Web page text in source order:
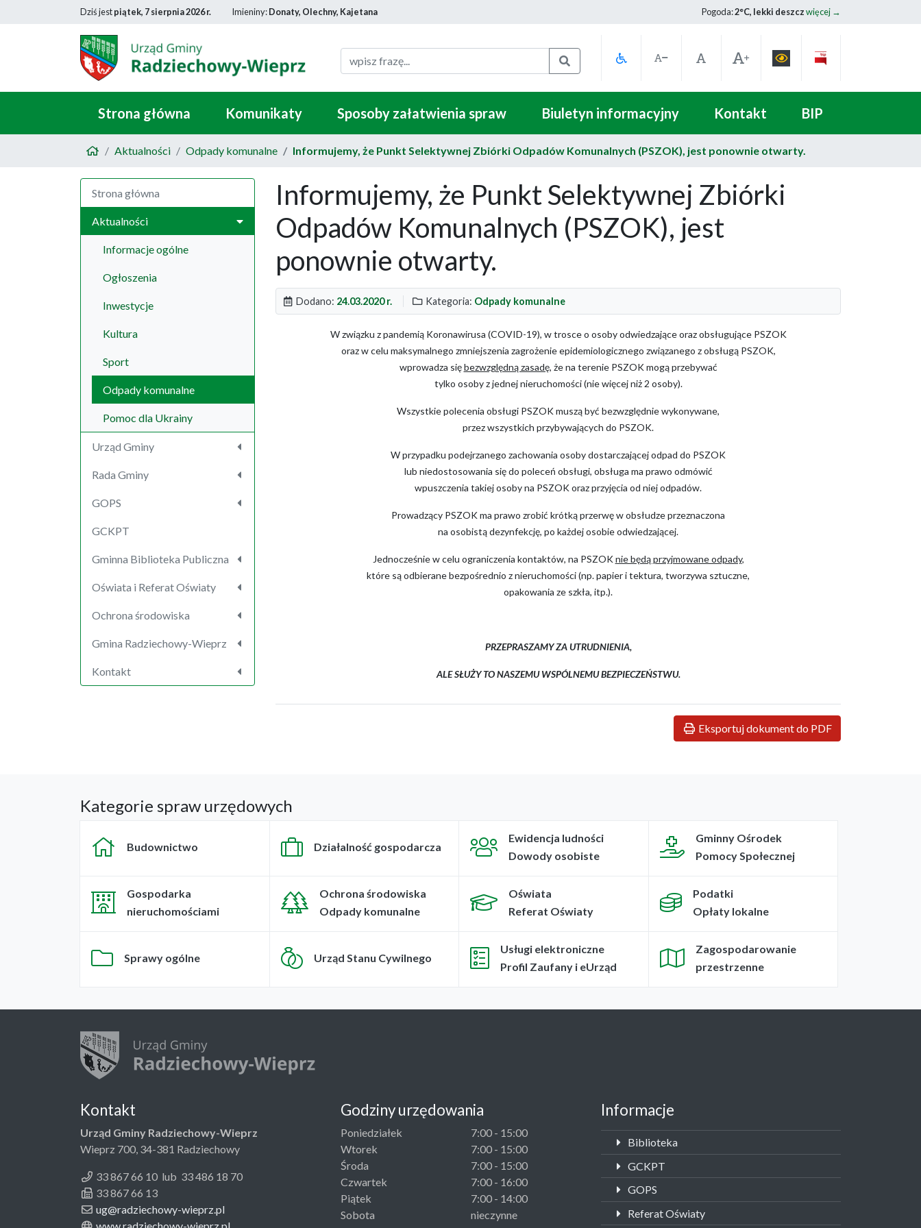
Dziś jestpiątek, 7 sierpnia 2026 r. Imieniny:Donaty, Olechny, Kajetana Pogoda:2°C, lekki deszczwięcej →
Szukaj
Strona główna Komunikaty Sposoby załatwienia spraw Biuletyn informacyjny Kontakt BIP
Aktualności Odpady komunalne Informujemy, że Punkt Selektywnej Zbiórki Odpadów Komunalnych (PSZOK), jest ponownie otwarty.
Strona główna
Aktualności
Informacje ogólne
Ogłoszenia
Inwestycje
Kultura
Sport
Odpady komunalne
Pomoc dla Ukrainy
Urząd Gminy
Rada Gminy
GOPS
GCKPT
Gminna Biblioteka Publiczna
Oświata i Referat Oświaty
Ochrona środowiska
Gmina Radziechowy-Wieprz
Kontakt
Informujemy, że Punkt Selektywnej Zbiórki
Odpadów Komunalnych (PSZOK), jest
ponownie otwarty.
Dodano: 24.03.2020 r. Kategoria: Odpady komunalne
W związku z pandemią Koronawirusa (COVID-19), w trosce o osoby odwiedzające oraz obsługujące PSZOK
oraz w celu maksymalnego zmniejszenia zagrożenie epidemiologicznego związanego z obsługą PSZOK,
wprowadza siębezwzględną zasadę, że na terenie PSZOK mogą przebywać
tylko osoby z jednej nieruchomości (nie więcej niż 2 osoby).
Wszystkie polecenia obsługi PSZOK muszą być bezwzględnie wykonywane,
przez wszystkich przybywających do PSZOK.
W przypadku podejrzanego zachowania osoby dostarczającej odpad do PSZOK
lub niedostosowania się do poleceń obsługi, obsługa ma prawo odmówić
wpuszczenia takiej osoby na PSZOK oraz przyjęcia od niej odpadów.
Prowadzący PSZOK ma prawo zrobić krótką przerwę w obsłudze przeznaczona
na osobistą dezynfekcję, po każdej osobie odwiedzającej.
Jednocześnie w celu ograniczenia kontaktów, na PSZOKnie będą przyjmowane odpady,
które są odbierane bezpośrednio z nieruchomości (np. papier i tektura, tworzywa sztuczne,
opakowania ze szkła, itp.).
PRZEPRASZAMY ZA UTRUDNIENIA,
ALE SŁUŻY TO NASZEMU WSPÓLNEMU BEZPIECZEŃSTWU.
Eksportuj dokument do PDF
Kategorie spraw urzędowych
Budownictwo Działalność gospodarcza
Ewidencja ludności
Dowody osobiste
Gminny Ośrodek
Pomocy Społecznej
Gospodarka
nieruchomościami
Ochrona środowiska
Odpady komunalne
Oświata
Referat Oświaty
Podatki
Opłaty lokalne
Sprawy ogólne Urząd Stanu Cywilnego
Usługi elektroniczne
Profil Zaufany i eUrząd
Zagospodarowanie
przestrzenne
Kontakt
Urząd Gminy Radziechowy-Wieprz
Wieprz 700, 34-381 Radziechowy
33 867 66 10 lub 33 486 18 70
33 867 66 13
ug@radziechowy-wieprz.pl
Godziny urzędowania
Poniedziałek
7:00 - 15:00
Wtorek
7:00 - 15:00
Środa
7:00 - 15:00
Czwartek
7:00 - 16:00
Piątek
7:00 - 14:00
Sobota
nieczynne
Informacje
Biblioteka
GCKPT
GOPS
Referat Oświaty